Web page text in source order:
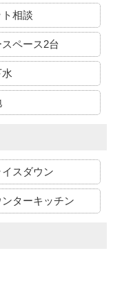
相談
スペース2台
イスダウン
ンターキッチン